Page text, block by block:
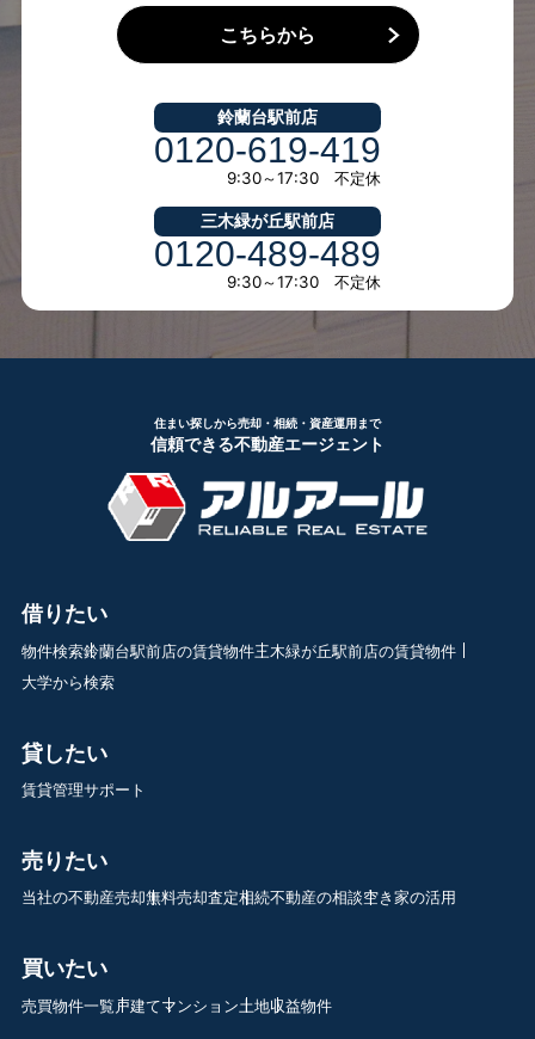
こちらから
鈴蘭台駅前店
0120-619-419
9:30～17:30 不定休
三木緑が丘駅前店
0120-489-489
9:30～17:30 不定休
住まい探しから売却・相続・資産運用まで
信頼できる不動産エージェント
借りたい
物件検索鈴蘭台駅前店の賃貸物件三木緑が丘駅前店の賃貸物件
大学から検索
貸したい
賃貸管理サポート
売りたい
当社の不動産売却無料売却査定相続不動産の相談空き家の活用
買いたい
売買物件一覧戸建てマンション土地収益物件